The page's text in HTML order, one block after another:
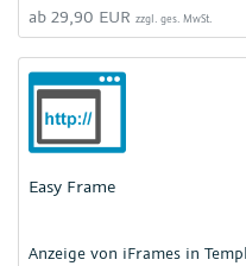
ab 29,90 EUR zzgl. ges. MwSt.
Easy Frame
Anzeige von iFrames in